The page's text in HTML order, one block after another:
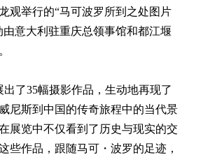
观举行的“马可波罗所到之处图片
由意大利驻重庆总领事馆和都江堰
出了35幅摄影作品，生动地再现了
尼斯到中国的传奇旅程中的当代景
展览中不仅看到了历史与现实的交
些作品，跟随马可・波罗的足迹，